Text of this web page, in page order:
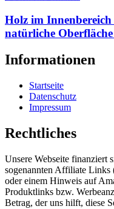
Holz im Innenbereich
natürliche
Informationen
Startseite
Datenschutz
Impressum
Rechtliches
Unsere Webseite finanziert
sogenannten Affiliate
oder einem Hinweis auf
Produktlinks bzw.
Betrag, der uns hilft, diese